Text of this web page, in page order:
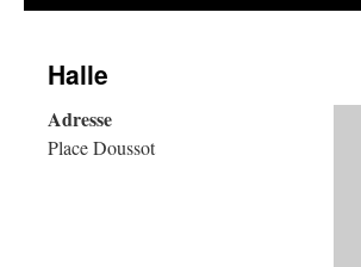
Halle
Adresse
Place Doussot